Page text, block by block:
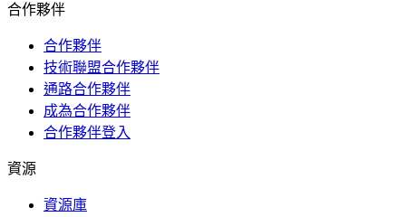
合作夥伴
合作夥伴
技術聯盟合作夥伴
通路合作夥伴
成為合作夥伴
合作夥伴登入
資源
資源庫